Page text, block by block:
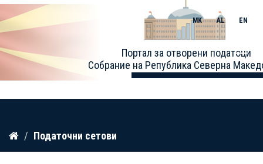
Прескокнете
содржина
Портал за отворени податоци
Собрание на Република Северна
MK AL EN
Toggle
Податочни сетови